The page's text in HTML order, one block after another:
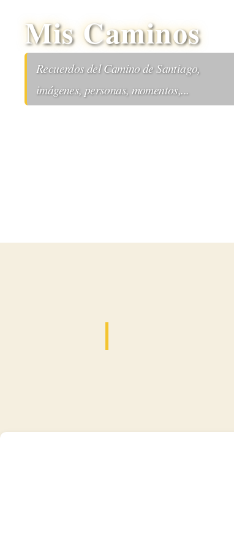
Mis Caminos
Recuerdos del Camino de Santiago,
imágenes, personas, momentos,...